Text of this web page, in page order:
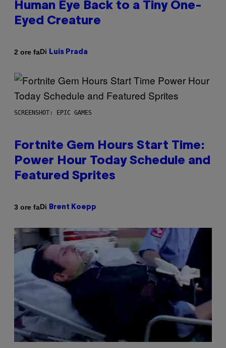
Human Eye Back to a Tiny One-
Eyed Creature
2 ore faDi Luis Prada
SCREENSHOT: EPIC GAMES
Fortnite Gem Hours Start Time:
Power Hour Today Schedule and
Featured Sprites
3 ore faDi Brent Koepp